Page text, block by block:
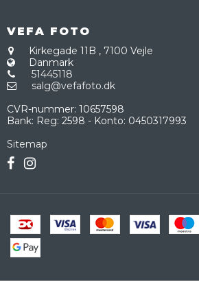
VEFA FOTO
Kirkegade 11B , 7100 Vejle
Danmark
51445118
salg@vefafoto.dk
CVR-nummer: 10657598
Bank: Reg: 2598 - Konto: 0450317993
Sitemap